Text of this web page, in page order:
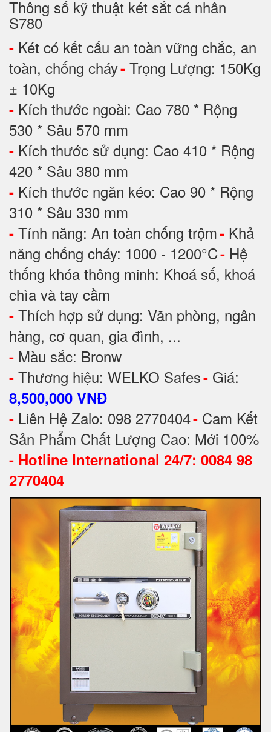
Thông số kỹ thuật két sắt cá nhân
S780
- Két có kết cấu an toàn vững chắc, an
toàn, chống cháy- Trọng Lượng: 150Kg
± 10Kg
- Kích thước ngoài: Cao 780 * Rộng
530 * Sâu 570 mm
- Kích thước sử dụng: Cao 410 * Rộng
420 * Sâu 380 mm
- Kích thước ngăn kéo: Cao 90 * Rộng
310 * Sâu 330 mm
- Tính năng: An toàn chống trộm- Khả
năng chống cháy: 1000 - 1200°C- Hệ
thống khóa thông minh: Khoá số, khoá
chìa và tay cầm
- Thích hợp sử dụng: Văn phòng, ngân
hàng, cơ quan, gia đình, ...
- Màu sắc: Bronw
- Thương hiệu: WELKO Safes- Giá:
8,500,000 VNĐ
- Liên Hệ Zalo: 098 2770404- Cam Kết
Sản Phẩm Chất Lượng Cao: Mới 100%
- Hotline International 24/7: 0084 98
2770404